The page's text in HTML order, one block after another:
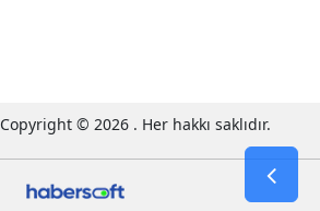
Copyright © 2026 . Her hakkı saklıdır.